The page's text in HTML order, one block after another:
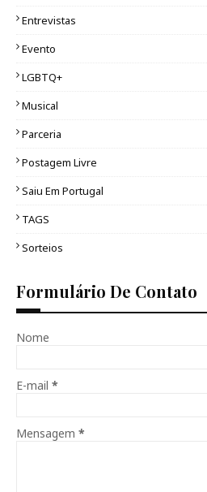
Entrevistas
Evento
LGBTQ+
Musical
Parceria
Postagem Livre
Saiu Em Portugal
TAGS
Sorteios
Formulário De Contato
Nome
E-mail *
Mensagem *